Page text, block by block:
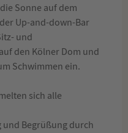
Sonne auf dem
Up-and-down-Bar
und
den Kölner Dom und
Schwimmen ein.
sich alle
Begrüßung durch